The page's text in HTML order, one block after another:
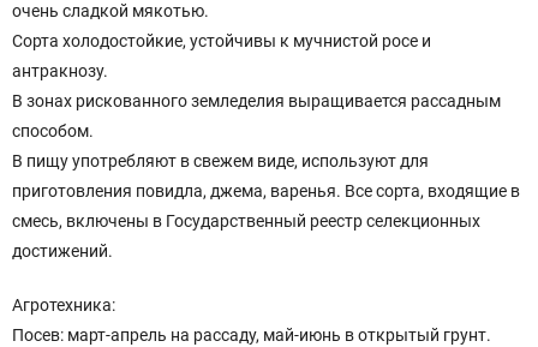
очень сладкой мякотью.
Сорта холодостойкие, устойчивы к мучнистой росе и
антракнозу.
В зонах рискованного земледелия выращивается рассадным
способом.
В пищу употребляют в свежем виде, используют для
приготовления повидла, джема, варенья. Все сорта, входящие в
смесь, включены в Государственный реестр селекционных
достижений.
Агротехника:
Посев: март-апрель на рассаду, май-июнь в открытый грунт.